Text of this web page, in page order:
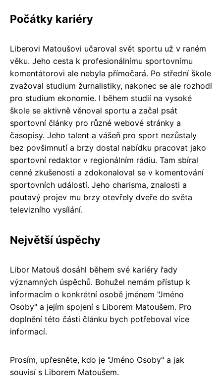
Počátky kariéry
Liberovi Matoušovi učaroval svět sportu už v raném
věku. Jeho cesta k profesionálnímu sportovnímu
komentátorovi ale nebyla přímočará. Po střední škole
zvažoval studium žurnalistiky, nakonec se ale rozhodl
pro studium ekonomie. I během studií na vysoké
škole se aktivně věnoval sportu a začal psát
sportovní články pro různé webové stránky a
časopisy. Jeho talent a vášeň pro sport nezůstaly
bez povšimnutí a brzy dostal nabídku pracovat jako
sportovní redaktor v regionálním rádiu. Tam sbíral
cenné zkušenosti a zdokonaloval se v komentování
sportovních událostí. Jeho charisma, znalosti a
poutavý projev mu brzy otevřely dveře do světa
televizního vysílání.
Největší úspěchy
Libor Matouš dosáhl během své kariéry řady
významných úspěchů. Bohužel nemám přístup k
informacím o konkrétní osobě jménem "Jméno
Osoby" a jejím spojení s Liborem Matoušem. Pro
doplnění této části článku bych potřeboval více
informací.
Prosím, upřesněte, kdo je "Jméno Osoby" a jak
souvisí s Liborem Matoušem.